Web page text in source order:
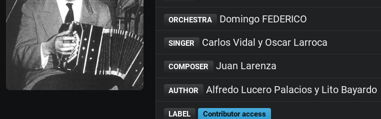
ORCHESTRA Domingo FEDERICO
SINGER Carlos Vidal y Oscar Larroca
COMPOSER Juan Larenza
AUTHOR Alfredo Lucero Palacios y Lito Bayardo
LABEL Contributor access